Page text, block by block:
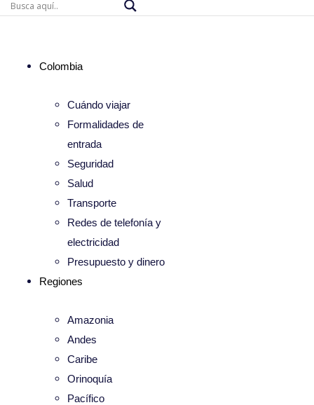
Colombia
Cuándo viajar
Formalidades de
entrada
Seguridad
Salud
Transporte
Redes de telefonía y
electricidad
Presupuesto y dinero
Regiones
Amazonia
Andes
Caribe
Orinoquía
Pacífico